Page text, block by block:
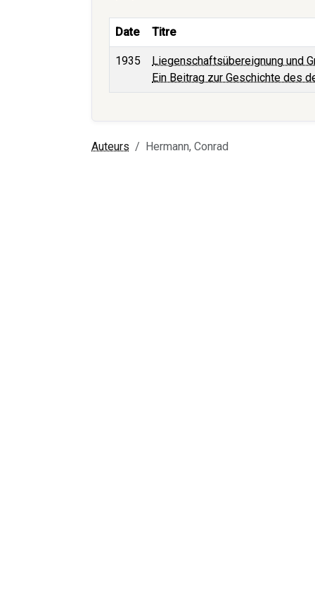
Date Titre
1935
Liegenschaftsübereignung und
Ein Beitrag zur Geschichte des
Auteurs Hermann, Conrad